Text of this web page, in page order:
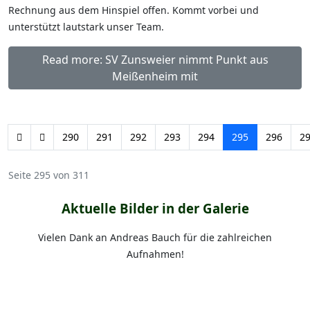
Rechnung aus dem Hinspiel offen. Kommt vorbei und
unterstützt lautstark unser Team.
Read more: SV Zunsweier nimmt Punkt aus
Meißenheim mit
290 291 292 293 294 295 296
Seite 295 von 311
Aktuelle Bilder in der Galerie
Vielen Dank an Andreas Bauch für die zahlreichen
Aufnahmen!